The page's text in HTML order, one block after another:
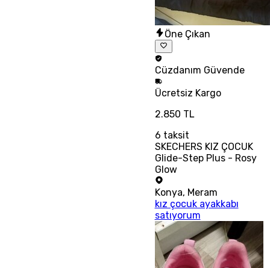
Öne Çıkan
Cüzdanım Güvende
Ücretsiz Kargo
2.850 TL
6 taksit
SKECHERS KIZ ÇOCUK
Glide-Step Plus - Rosy
Glow
Konya, Meram
kız çocuk ayakkabı
satıyorum